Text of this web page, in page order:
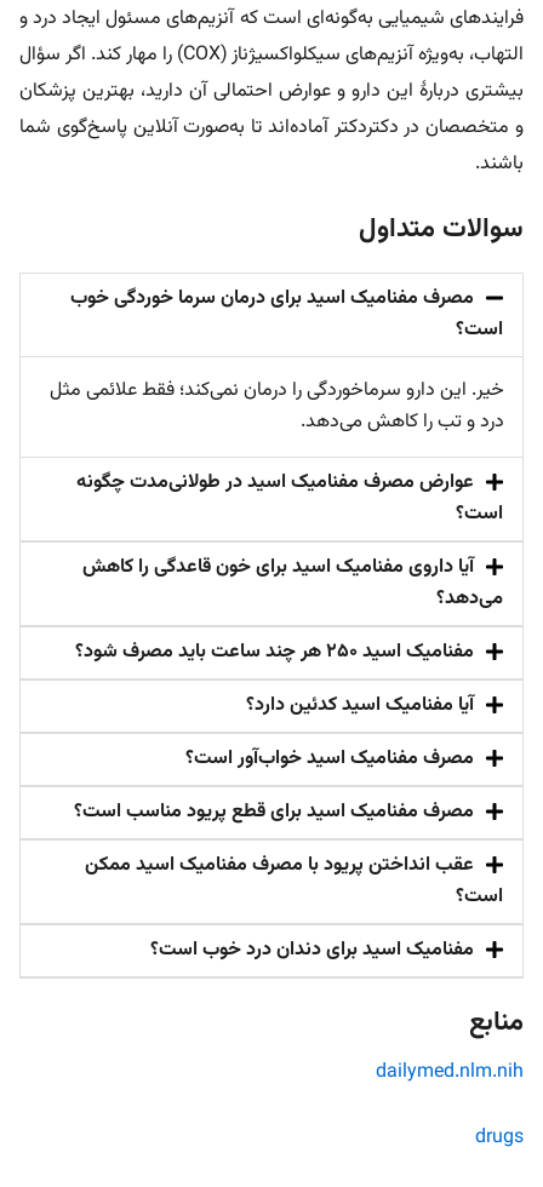
فرایندهای شیمیایی به‌گونه‌ای است که آنزیم‌های مسئول ایجاد درد و
التهاب، به‌ویژه آنزیم‌های سیکلو‌اکسیژناز (COX) را مهار کند. اگر سؤال
بیشتری دربارۀ این دارو و عوارض احتمالی آن دارید، بهترین پزشکان
و متخصصان در دکتردکتر آماده‌اند تا به‌صورت آنلاین پاسخ‌گوی شما
باشند.
سوالات متداول
مصرف مفنامیک اسید برای درمان سرما خوردگی خوب
است؟
خیر. این دارو سرماخوردگی را درمان نمی‌کند؛ فقط علائمی مثل
درد و تب را کاهش می‌دهد.
عوارض مصرف مفنامیک اسید در طولانی‌مدت چگونه
است؟
آیا داروی مفنامیک اسید برای خون قاعدگی را کاهش
می‌دهد؟
مفنامیک اسید 250 هر چند ساعت باید مصرف شود؟
آیا مفنامیک اسید کدئین دارد؟
مصرف مفنامیک اسید خواب‌آور است؟
مصرف مفنامیک اسید برای قطع پریود مناسب است؟
عقب انداختن پریود با مصرف مفنامیک اسید ممکن
است؟
مفنامیک اسید برای دندان درد خوب است؟
منابع
dailymed.nlm.nih
drugs